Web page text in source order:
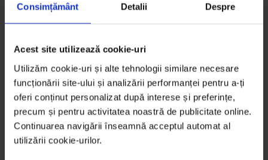
Consimțământ Detalii Despre
Acest site utilizează cookie-uri
Utilizăm cookie-uri și alte tehnologii similare necesare
funcționării site-ului și analizării performanței pentru a-ți
oferi conținut personalizat după interese și preferințe,
precum și pentru activitatea noastră de publicitate online.
Continuarea navigării înseamnă acceptul automat al
utilizării cookie-urilor.